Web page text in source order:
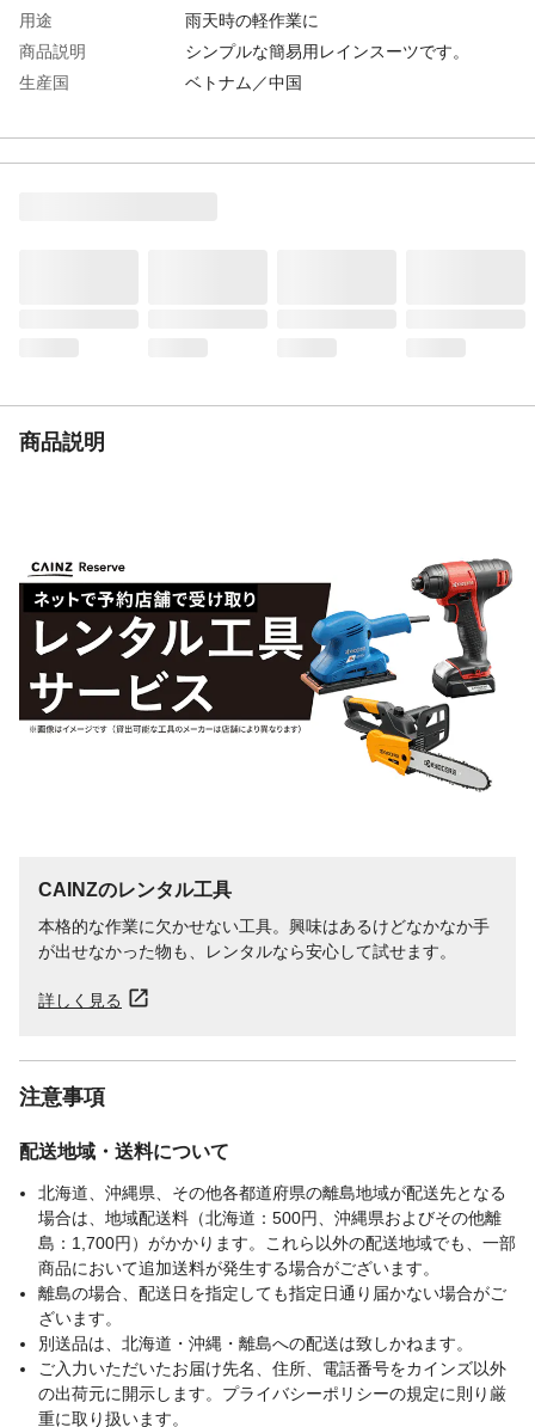
用途
雨天時の軽作業に
商品説明
シンプルな簡易用レインスーツです。
生産国
ベトナム／中国
材質
PVC
商品説明
CAINZのレンタル工具
本格的な作業に欠かせない工具。興味はあるけどなかなか手
が出せなかった物も、レンタルなら安心して試せます。
詳しく見る
注意事項
配送地域・送料について
北海道、沖縄県、その他各都道府県の離島地域が配送先となる
場合は、地域配送料（北海道：500円、沖縄県およびその他離
島：1,700円）がかかります。これら以外の配送地域でも、一部
商品において追加送料が発生する場合がございます。
離島の場合、配送日を指定しても指定日通り届かない場合がご
ざいます。
別送品は、北海道・沖縄・離島への配送は致しかねます。
ご入力いただいたお届け先名、住所、電話番号をカインズ以外
の出荷元に開示します。プライバシーポリシーの規定に則り厳
重に取り扱います。